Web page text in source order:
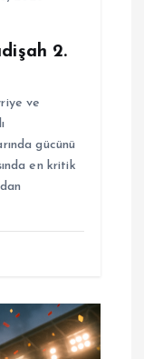
2.
ve
gücünü
en kritik